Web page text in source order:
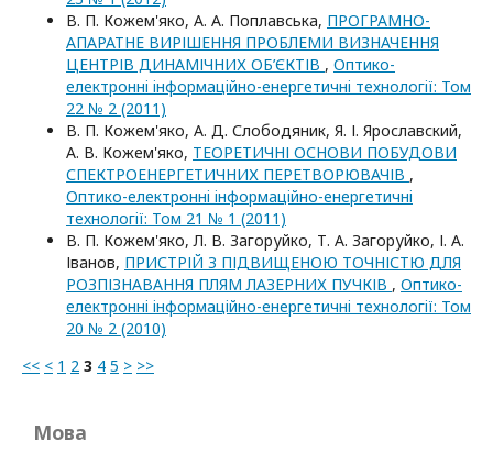
В. П. Кожем'яко, А. А. Поплавська, ПРОГРАМНО-
АПАРАТНЕ ВИРІШЕННЯ ПРОБЛЕМИ ВИЗНАЧЕННЯ
ЦЕНТРІВ ДИНАМІЧНИХ ОБ’ЄКТІВ , Оптико-
електроннi iнформацiйно-енергетичнi технологiї: Том
22 № 2 (2011)
В. П. Кожем'яко, А. Д. Слободяник, Я. І. Ярославский,
А. В. Кожем'яко, ТЕОРЕТИЧНІ ОСНОВИ ПОБУДОВИ
СПЕКТРОЕНЕРГЕТИЧНИХ ПЕРЕТВОРЮВАЧІВ ,
Оптико-електроннi iнформацiйно-енергетичнi
технологiї: Том 21 № 1 (2011)
В. П. Кожем'яко, Л. В. Загоруйко, Т. А. Загоруйко, І. А.
Іванов, ПРИСТРІЙ З ПІДВИЩЕНОЮ ТОЧНІСТЮ ДЛЯ
РОЗПІЗНАВАННЯ ПЛЯМ ЛАЗЕРНИХ ПУЧКІВ , Оптико-
електроннi iнформацiйно-енергетичнi технологiї: Том
20 № 2 (2010)
<< < 1 2 3 4 5 > >>
Мова